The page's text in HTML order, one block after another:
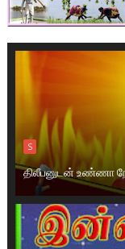
S
திலீபனுடன் உண்ணா